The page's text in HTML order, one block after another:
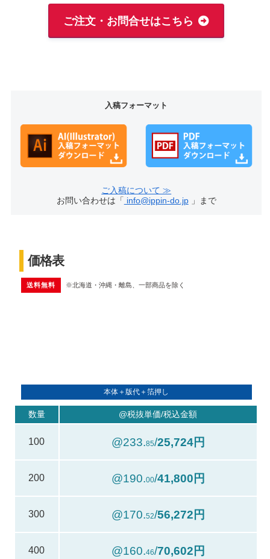
ご注文・お問合せはこちら
入稿フォーマット
ご入稿について ≫
お問い合わせは「
info@ippin-do.jp」まで
価格表
送料無料 ※北海道・沖縄・離島、一部商品を除く
本体＋版代＋箔押し
数量 @税抜単価/税込金額
100 @233.85/25,724円
200 @190.00/41,800円
300 @170.52/56,272円
400 @160.46/70,602円